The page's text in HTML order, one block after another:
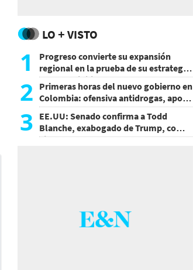
LO + VISTO
1
Progreso convierte su expansión
regional en la prueba de su estrategia
de sostenibilidad
2 Primeras horas del nuevo gobierno en
Colombia: ofensiva antidrogas, apoyo
de EE.UU. y un atentado
3 EE.UU: Senado confirma a Todd
Blanche, exabogado de Trump, como
Fiscal General